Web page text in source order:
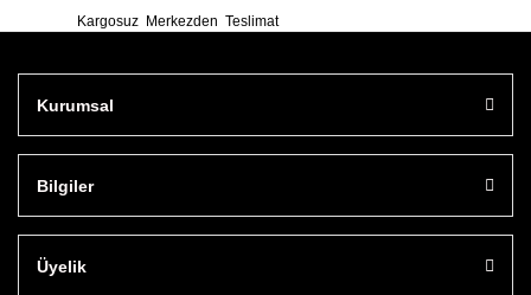
Kargosuz Merkezden Teslimat
Kurumsal
Bilgiler
Üyelik